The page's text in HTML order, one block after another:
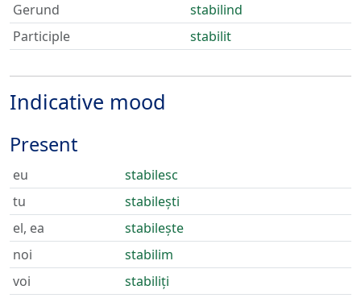
Gerund
stabilind
Participle
stabilit
Indicative mood
Present
eu
stabilesc
tu
stabilești
el, ea
stabilește
noi
stabilim
voi
stabiliți